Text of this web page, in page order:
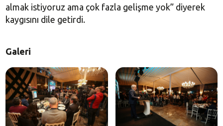
almak istiyoruz ama çok fazla gelişme yok” diyerek
kaygısını dile getirdi.
Galeri